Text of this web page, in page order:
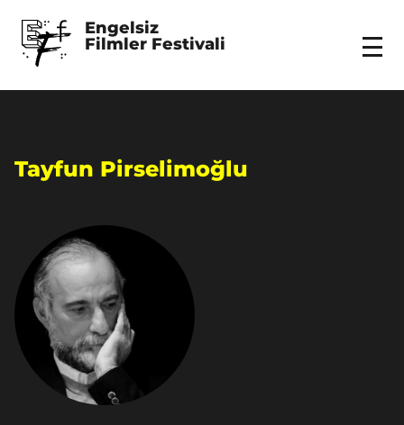
Engelsiz
Filmler Festivali
Menu
Tayfun Pirselimoğlu